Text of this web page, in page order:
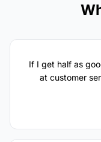
"If I get half as
at customer